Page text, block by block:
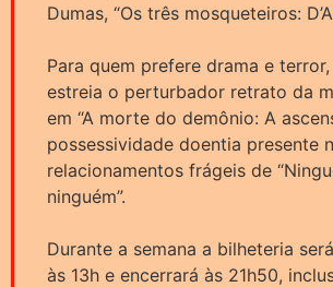
Dumas, “Os três mosqueteiros:
Para quem prefere drama e
estreia o perturbador retrato da
em “A morte do demônio: A
possessividade doentia presente
relacionamentos frágeis de
ninguém”.
Durante a semana a bilheteria
às 13h e encerrará às 21h50,